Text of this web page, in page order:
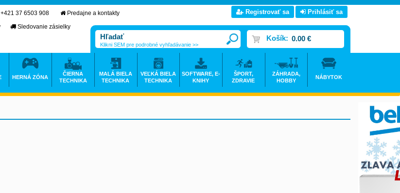
+421 37 6503 908
Predajne a kontakty
Sledovanie zásielky
Registrovať sa Prihlásiť sa
Košík: 0.00 €
Klikni SEM pre podrobné vyhľadávanie >>
HERNÁ ZÓNA
ČIERNA
TECHNIKA
MALÁ BIELA
TECHNIKA
VEĽKÁ BIELA
TECHNIKA
SOFTWARE, E-
KNIHY
ŠPORT,
ZDRAVIE
ZÁHRADA,
HOBBY
NÁBYTOK